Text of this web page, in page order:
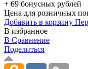
+ 69 бонусных рублей
Цена для розничных
Добавить в корзину
В избранное
В Сравнение
Поделиться